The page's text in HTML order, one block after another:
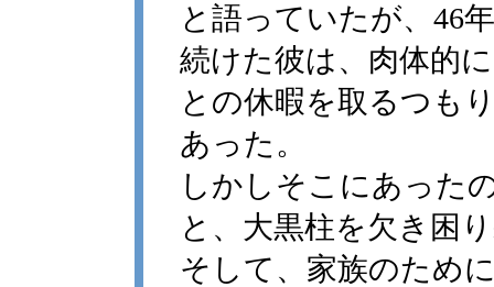
と語っていたが、46
続けた彼は、肉体的
との休暇を取るつも
あった。
しかしそこにあった
と、大黒柱を欠き困
そして、家族のため